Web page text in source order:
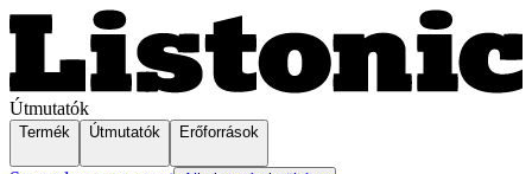
Útmutatók
Termék Útmutatók Erőforrások